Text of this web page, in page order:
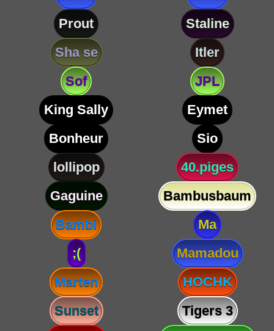
Prout
Staline
Sha se
Itler
Sof
JPL
King Sally
Eymet
Bonheur
Sio
lollipop
40.piges
Gaguine
Bambusbaum
Bambi
Ma
;(
Mamadou
Marten
HOCHK
Sunset
Tigers 3